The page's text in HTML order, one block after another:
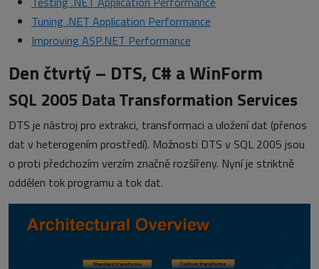
Tuning .NET Application Performance
Improving ASP.NET Performance
Den čtvrtý – DTS, C# a WinForm
SQL 2005 Data Transformation Services
DTS je nástroj pro extrakci, transformaci a uložení dat (přenos
dat v heterogením prostředí). Možnosti DTS v SQL 2005 jsou
o proti předchozím verzím značně rozšířeny. Nyní je striktně
oddělen tok programu a tok dat.